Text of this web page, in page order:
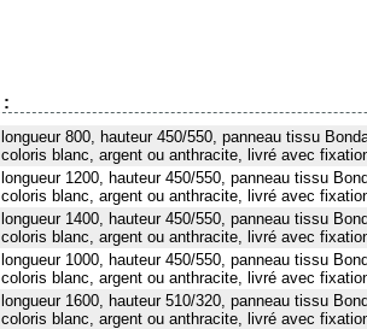
:
longueur 800, hauteur 450/550, panneau tissu
coloris blanc, argent ou anthracite, livré avec
longueur 1200, hauteur 450/550, panneau tissu
coloris blanc, argent ou anthracite, livré avec
longueur 1400, hauteur 450/550, panneau tissu
coloris blanc, argent ou anthracite, livré avec
longueur 1000, hauteur 450/550, panneau tissu
coloris blanc, argent ou anthracite, livré avec
longueur 1600, hauteur 510/320, panneau tissu
coloris blanc, argent ou anthracite, livré avec